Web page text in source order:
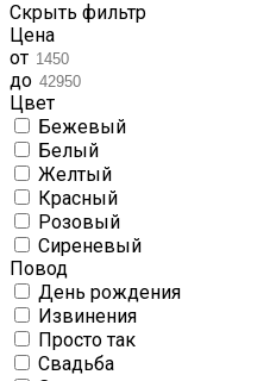
Скрыть фильтр
Цена
от
до
Цвет
Бежевый
Белый
Желтый
Красный
Розовый
Сиреневый
Повод
День рождения
Извинения
Просто так
Свадьба